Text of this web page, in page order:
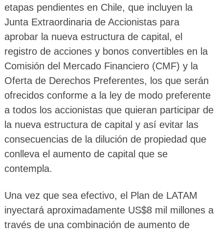
etapas pendientes en Chile, que incluyen la
Junta Extraordinaria de Accionistas para
aprobar la nueva estructura de capital, el
registro de acciones y bonos convertibles en la
Comisión del Mercado Financiero (CMF) y la
Oferta de Derechos Preferentes, los que serán
ofrecidos conforme a la ley de modo preferente
a todos los accionistas que quieran participar de
la nueva estructura de capital y así evitar las
consecuencias de la dilución de propiedad que
conlleva el aumento de capital que se
contempla.
Una vez que sea efectivo, el Plan de LATAM
inyectará aproximadamente US$8 mil millones a
través de una combinación de aumento de